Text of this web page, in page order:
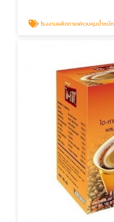
โรงงานผลิตกาแฟควบคุมน้ำหนัก